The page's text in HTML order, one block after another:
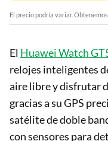
El precio podría variar.
El Huawei Watch
relojes inteligentes
aire libre y disfrutar
gracias a su GPS
satélite de doble
con sensores para